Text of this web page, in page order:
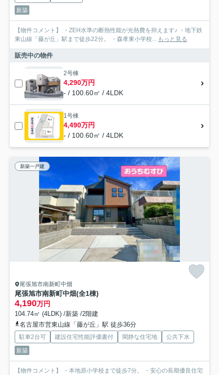
新築
【物件コメント】 ・ZEH水準の断熱性能が光熱費を抑えます♪ ・地下鉄
東山線「藤が丘」駅まで徒歩22分。 ・森孝東小学校... もっと見る
販売中の物件
2号棟
4,290万円
- / 100.60㎡ / 4LDK
1号棟
4,490万円
- / 100.60㎡ / 4LDK
新築一戸建
尾張旭市南新町中畑
尾張旭市南新町中畑(全1棟)
4,190万円
104.74㎡ (4LDK) /新築 /2階建
名古屋市営東山線「藤が丘」駅 徒歩36分
駐車2台可 建設住宅性能評価書付 閑静な住宅地
公共下水
新築
【物件コメント】 ・本地原小学校まで徒歩7分。 ・安心の長期優良住宅